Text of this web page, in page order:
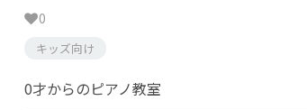
0
キッズ向け
0才からのピアノ教室